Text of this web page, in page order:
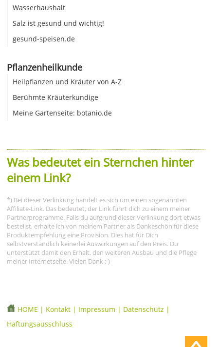
Wasserhaushalt
Salz ist gesund und wichtig!
gesund-speisen.de
Pflanzenheilkunde
Heilpflanzen und Kräuter von A-Z
Berühmte Kräuterkundige
Meine Gartenseite: botanio.de
Was bedeutet ein Sternchen hinter
einem Link?
*) Bei dieser Verlinkung handelt es sich um einen sogenannten
Affiliate-Link. Das bedeutet, der Link führt dich zu einem meiner
Partnerprogramme. Falls du aufgrund dieser Verlinkung dort etwas
bestellst, erhalte ich von meinem Partner als Dankeschön für diese
Produktempfehlung eine Provision. Dies hat für Dich
selbstverständlich keinerlei Auswirkungen auf den Preis. Du
unterstützt damit den Erhalt, den weiteren Ausbau und die Pflege
meiner Internetseite. Vielen Dank :-)
HOME | Kontakt | Impressum | Datenschutz |
Haftungsausschluss